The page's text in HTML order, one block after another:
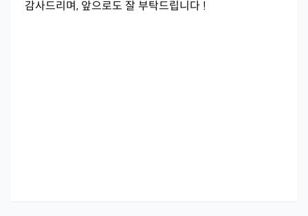
감사드리며, 앞으로도 잘 부탁드립니다 !